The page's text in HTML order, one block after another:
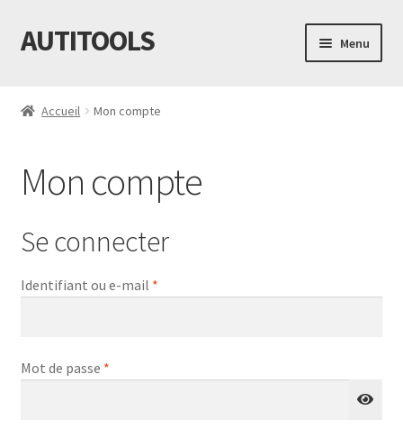
Aller
à
navigation
Aller
au
AUTITOOLS Menu
C.G.V.
F.A.Q.
Mon compte
Panier
Accueil Mon compte
Mon compte
Se connecter
Identifiant ou e-mail *Obligatoire
Mot de passe *Obligatoire